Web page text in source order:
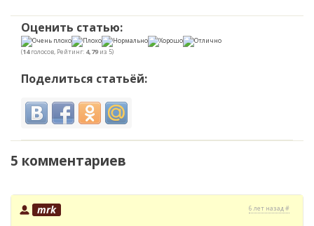
Оценить статью:
(14голосов, Рейтинг: 4,79из 5)
Поделиться статьёй:
5 комментариев
mrk 6 лет назад #